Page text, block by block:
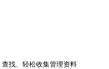
找、轻松收集管理资料